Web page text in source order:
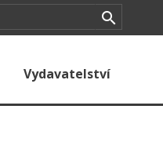
Vydavatelství